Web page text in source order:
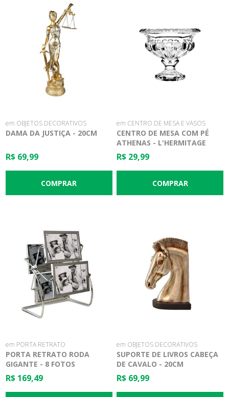
em OBJETOS DECORATIVOS
DAMA DA JUSTIÇA - 20CM
R$ 69,99
em CENTRO DE MESA E VASOS
CENTRO DE MESA COM PÉ
ATHENAS - L'HERMITAGE
R$ 29,99
em PORTA RETRATO
PORTA RETRATO RODA
GIGANTE - 8 FOTOS
R$ 169,49
em OBJETOS DECORATIVOS
SUPORTE DE LIVROS CABEÇA
DE CAVALO - 20CM
R$ 69,99